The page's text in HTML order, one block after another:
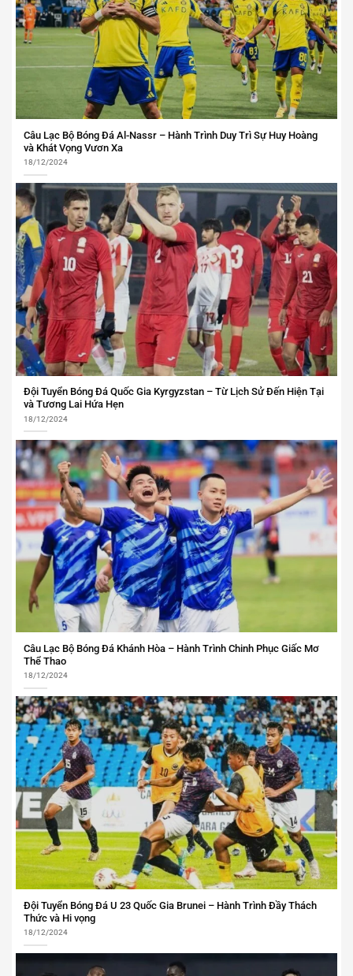
Câu Lạc Bộ Bóng Đá Al-Nassr – Hành Trình Duy Trì Sự Huy Hoàng
và Khát Vọng Vươn Xa
18/12/2024
Đội Tuyển Bóng Đá Quốc Gia Kyrgyzstan – Từ Lịch Sử Đến Hiện Tại
và Tương Lai Hứa Hẹn
18/12/2024
Câu Lạc Bộ Bóng Đá Khánh Hòa – Hành Trình Chinh Phục Giấc Mơ
Thể Thao
18/12/2024
Đội Tuyển Bóng Đá U 23 Quốc Gia Brunei – Hành Trình Đầy Thách
Thức và Hi vọng
18/12/2024